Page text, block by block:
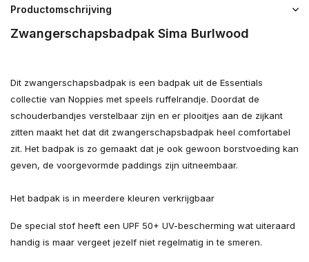
Productomschrijving
Zwangerschapsbadpak Sima Burlwood
Dit zwangerschapsbadpak is een badpak uit de Essentials
collectie van Noppies met speels ruffelrandje. Doordat de
schouderbandjes verstelbaar zijn en er plooitjes aan de zijkant
zitten maakt het dat dit zwangerschapsbadpak heel comfortabel
zit. Het badpak is zo gemaakt dat je ook gewoon borstvoeding kan
geven, de voorgevormde paddings zijn uitneembaar.
Het badpak is in meerdere kleuren verkrijgbaar
De special stof heeft een UPF 50+ UV-bescherming wat uiteraard
handig is maar vergeet jezelf niet regelmatig in te smeren.